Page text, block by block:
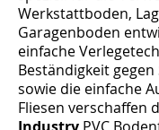
Werkstattboden,
Garagenboden
einfache
Beständigkeit
sowie die einfache
Fliesen verschaffen